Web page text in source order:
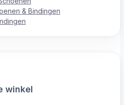
& Bindingen
winkel